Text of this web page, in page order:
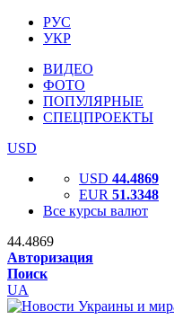
РУС
УКР
ВИДЕО
ФОТО
ПОПУЛЯРНЫЕ
СПЕЦПРОЕКТЫ
USD
USD 44.4869
EUR 51.3348
Все курсы валют
44.4869
Авторизация
Поиск
UA